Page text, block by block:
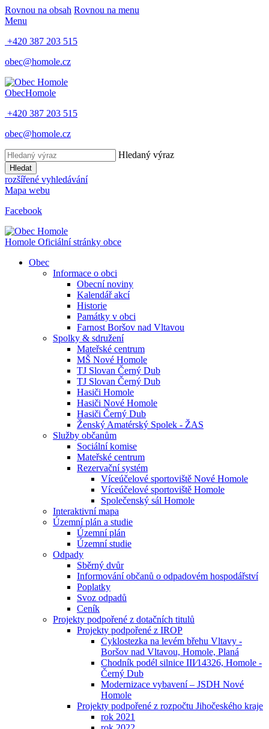
Rovnou na obsah Rovnou na menu
Menu
+420 387 203 515
obec@homole.cz
ObecHomole
+420 387 203 515
obec@homole.cz
Hledaný výraz
Hledat
rozšířené vyhledávání
Mapa webu
Facebook
Homole Oficiální stránky obce
Obec
Informace o obci
Obecní noviny
Kalendář akcí
Historie
Památky v obci
Farnost Boršov nad Vltavou
Spolky & sdružení
Mateřské centrum
MŠ Nové Homole
TJ Slovan Černý Dub
TJ Slovan Černý Dub
Hasiči Homole
Hasiči Nové Homole
Hasiči Černý Dub
Ženský Amatérský Spolek - ŽAS
Služby občanům
Sociální komise
Mateřské centrum
Rezervační systém
Víceúčelové sportoviště Nové Homole
Víceúčelové sportoviště Homole
Společenský sál Homole
Interaktivní mapa
Územní plán a studie
Územní plán
Územní studie
Odpady
Sběrný dvůr
Informování občanů o odpadovém hospodářství
Poplatky
Svoz odpadů
Ceník
Projekty podpořené z dotačních titulů
Projekty podpořené z IROP
Cyklostezka na levém břehu Vltavy -
Boršov nad Vltavou, Homole, Planá
Chodník podél silnice III⁄14326, Homole -
Černý Dub
Modernizace vybavení – JSDH Nové
Homole
Projekty podpořené z rozpočtu Jihočeského kraje
rok 2021